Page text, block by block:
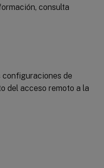
consulta
de
del acceso remoto a la